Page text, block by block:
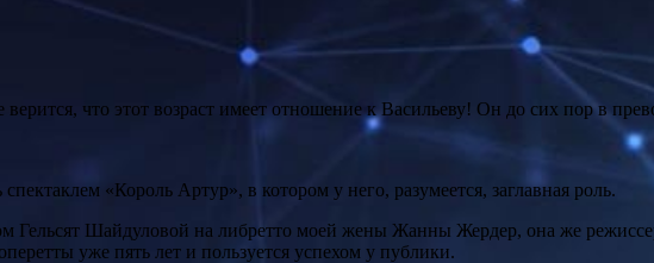
верится, что этот возраст имеет отношение к Васильеву! Он до сих пор в
«Король Артур», в котором у него, разумеется, заглавная роль.
Шайдуловой на либретто моей жены Жанны Жердер, она же
уже пять лет и пользуется успехом у публики.